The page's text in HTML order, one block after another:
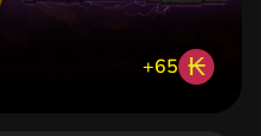
+65 ₭